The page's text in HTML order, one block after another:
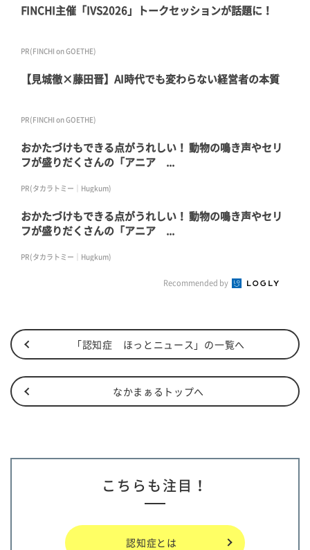
FINCHI主催「IVS2026」トークセッションが話題に！
PR(FINCHI on GOETHE)
【見城徹×藤田晋】AI時代でも変わらない経営者の本質
PR(FINCHI on GOETHE)
おかたづけもできる点がうれしい！ 動物の鳴き声やセリ
フが盛りだくさんの「アニア ...
PR(タカラトミー｜Hugkum)
おかたづけもできる点がうれしい！ 動物の鳴き声やセリ
フが盛りだくさんの「アニア ...
PR(タカラトミー｜Hugkum)
Recommended by
「認知症 ほっとニュース」の一覧へ
なかまぁるトップへ
こちらも注目！
認知症とは